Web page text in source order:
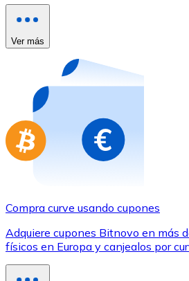
Comprar con tarjeta
Compra tarjetas regalo de
Ir a la tienda de tarjetas regalo
Ver más
Compra curve usando cupones
Adquiere cupones Bitnovo en más
físicos en Europa y canjealos por